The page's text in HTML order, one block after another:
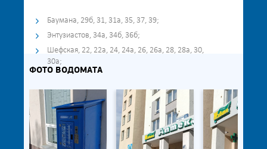
Баумана, 29б, 31, 31а, 35, 37, 39;
Энтузиастов, 34а, 34б, 36б;
Шефская, 22, 22а, 24, 24а, 26, 26а, 28, 28а, 30,
30а;
ФОТО ВОДОМАТА